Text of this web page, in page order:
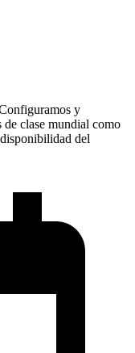
y
de clase mundial como
del